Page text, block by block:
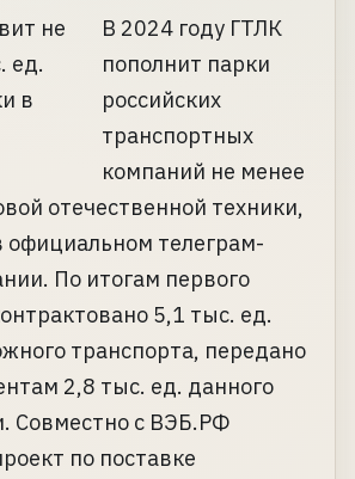
В 2024 году ГТЛК
пополнит парки
российских
транспортных
компаний не менее
отечественной техники,
официальном телеграм-
По итогам первого
5,1 тыс. ед.
транспорта, передано
2,8 тыс. ед. данного
Совместно с ВЭБ.РФ
по поставке